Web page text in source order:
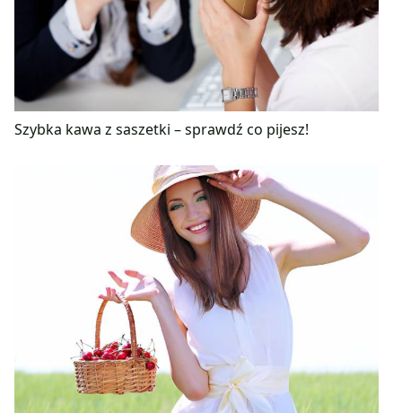
Szybka kawa z saszetki – sprawdź co pijesz!